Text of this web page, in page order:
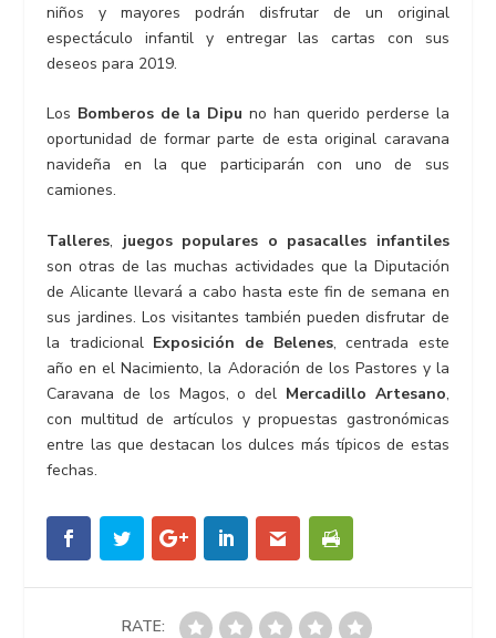
niños y mayores podrán disfrutar de un original
espectáculo infantil y entregar las cartas con sus
deseos para 2019.
Los Bomberos de la Dipu no han querido perderse la
oportunidad de formar parte de esta original caravana
navideña en la que participarán con uno de sus
camiones.
Talleres, juegos populares o pasacalles infantiles
son otras de las muchas actividades que la Diputación
de Alicante llevará a cabo hasta este fin de semana en
sus jardines. Los visitantes también pueden disfrutar de
la tradicional Exposición de Belenes, centrada este
año en el Nacimiento, la Adoración de los Pastores y la
Caravana de los Magos, o del Mercadillo Artesano,
con multitud de artículos y propuestas gastronómicas
entre las que destacan los dulces más típicos de estas
fechas.
RATE: